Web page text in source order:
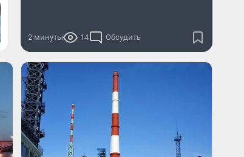
2 минуты 14 Обсудить